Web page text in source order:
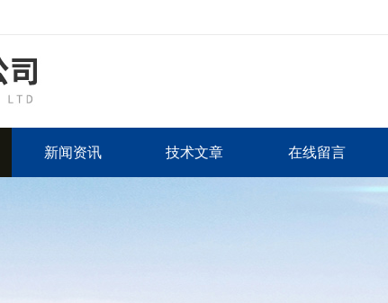
新闻资讯 技术文章 在线留言